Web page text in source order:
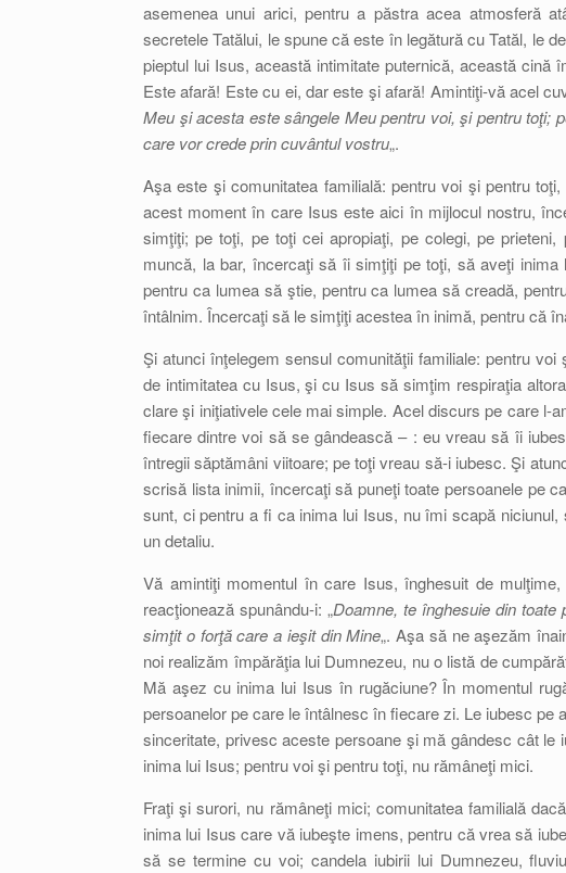
asemenea unui arici, pentru a păstra acea atmosferă
secretele Tatălui, le spune că este în legătură cu Tatăl, le
pieptul lui Isus, această intimitate puternică, această cină
Este afară! Este cu ei, dar este şi afară! Amintiţi-vă acel
Meu şi acesta este sângele Meu pentru voi, şi pentru toţi;
care vor crede prin cuvântul vostru„.
Aşa este şi comunitatea familială: pentru voi şi pentru
acest moment în care Isus este aici în mijlocul nostru,
simţiţi; pe toţi, pe toţi cei apropiaţi, pe colegi, pe
muncă, la bar, încercaţi să îi simţiţi pe toţi, să aveţi
pentru ca lumea să ştie, pentru ca lumea să creadă,
întâlnim. Încercaţi să le simţiţi acestea în inimă, pentru că
Şi atunci înţelegem sensul comunităţii familiale: pentru
de intimitatea cu Isus, şi cu Isus să simţim respiraţia
clare şi iniţiativele cele mai simple. Acel discurs pe care l-
fiecare dintre voi să se gândească – : eu vreau să îi
întregii săptămâni viitoare; pe toţi vreau să-i iubesc. Şi
scrisă lista inimii, încercaţi să puneţi toate persoanele pe
sunt, ci pentru a fi ca inima lui Isus, nu îmi scapă
un detaliu.
Vă amintiţi momentul în care Isus, înghesuit de
reacţionează spunându-i: „Doamne, te înghesuie din toate
simţit o forţă care a ieşit din Mine„. Aşa să ne aşezăm
noi realizăm împărăţia lui Dumnezeu, nu o listă de
Mă aşez cu inima lui Isus în rugăciune? În momentul
persoanelor pe care le întâlnesc în fiecare zi. Le iubesc
sinceritate, privesc aceste persoane şi mă gândesc cât
inima lui Isus; pentru voi şi pentru toţi, nu rămâneţi mici.
Fraţi şi surori, nu rămâneţi mici; comunitatea familială
inima lui Isus care vă iubeşte imens, pentru că vrea să
să se termine cu voi; candela iubirii lui Dumnezeu,